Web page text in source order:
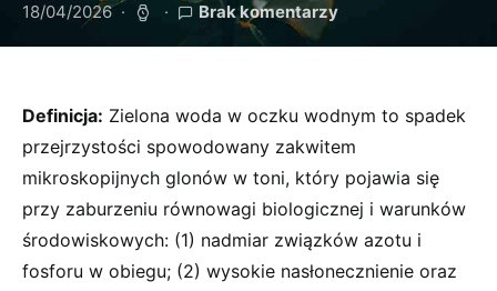
18/04/2026 Brak komentarzy
Definicja: Zielona woda w oczku wodnym to spadek
przejrzystości spowodowany zakwitem
mikroskopijnych glonów w toni, który pojawia się
przy zaburzeniu równowagi biologicznej i warunków
środowiskowych: (1) nadmiar związków azotu i
fosforu w obiegu; (2) wysokie nasłonecznienie oraz